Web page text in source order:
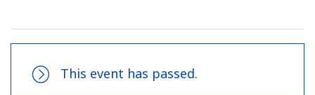
This event has passed.